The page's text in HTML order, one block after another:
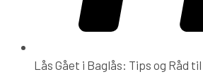
Lås Gået i Baglås: Tips og Råd